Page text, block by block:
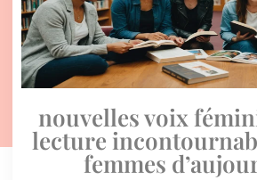
nouvelles voix
lecture
femmes